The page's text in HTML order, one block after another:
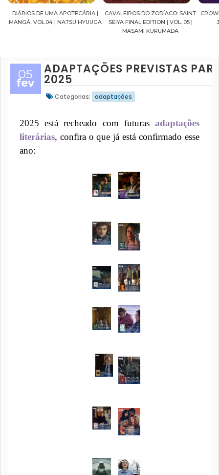
|
CAVALEIROS DO ZODÍACO: SAINT
SEIYA FINAL EDITION | VOL. 05 |
CROWN OF WAR AND SHADOW |
J.R.WARD #RESENHA
05
fev
ADAPTAÇÕES PREVISTAS
2025
Categorias: adaptações
2025 está recheado com futurasadaptações
literárias, confira o que já está confirmado esse
ano: